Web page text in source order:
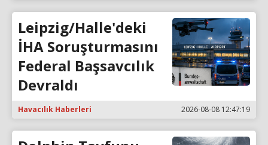
Leipzig/Halle'deki
İHA Soruşturmasını
Federal Başsavcılık
Devraldı
Havacılık Haberleri 2026-08-08 12:47:19